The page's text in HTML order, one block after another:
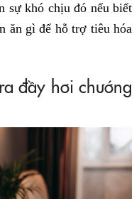
sự khó chịu đó nếu biết
ăn gì để hỗ trợ tiêu hóa
đầy hơi chướng